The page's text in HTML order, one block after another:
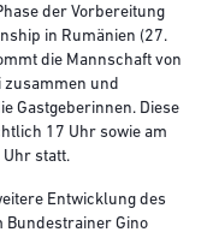
der Vorbereitung
in Rumänien (27.
die Mannschaft von
zusammen und
Gastgeberinnen. Diese
17 Uhr sowie am
statt.
Entwicklung des
Bundestrainer Gino